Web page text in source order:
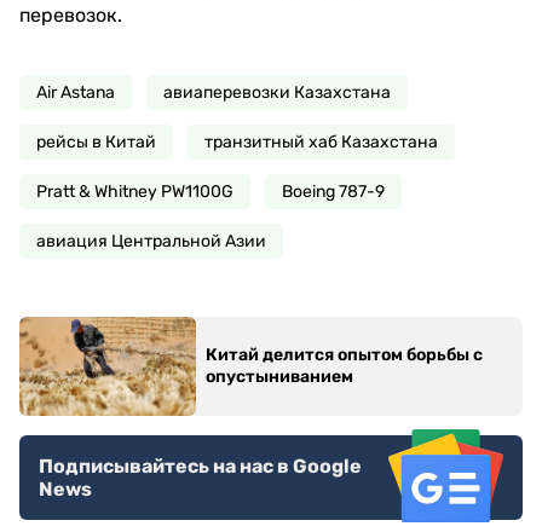
перевозок.
Air Astana авиаперевозки Казахстана
рейсы в Китай транзитный хаб Казахстана
Pratt & Whitney PW1100G Boeing 787-9
авиация Центральной Азии
Китай делится опытом борьбы с
опустыниванием
Подписывайтесь на нас в Google
News